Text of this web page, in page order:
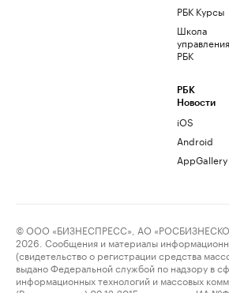
РБК Курсы
Школа
управления
РБК
РБК
Новости
iOS
Android
AppGallery
© ООО «БИЗНЕСПРЕСС», АО
2026. Сообщения и материалы
(свидетельство о регистрации средства
выдано Федеральной службой по надзору в
информационных технологий и массовых